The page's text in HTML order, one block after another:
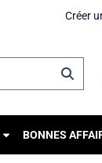
Créer
BONNES